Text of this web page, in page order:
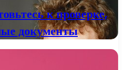
к проверке,
документы